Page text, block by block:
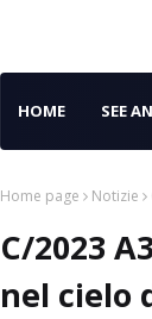
HOME SEE
Home page Notizie
C/2023
nel cielo